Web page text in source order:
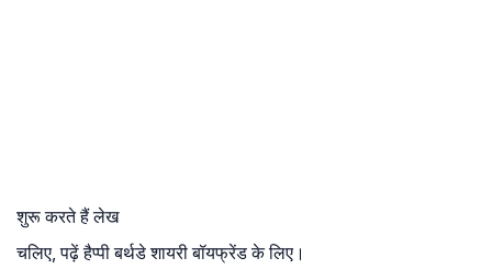
शुरू करते हैं लेख
चलिए, पढ़ें हैप्पी बर्थडे शायरी बॉयफ्रेंड के लिए।